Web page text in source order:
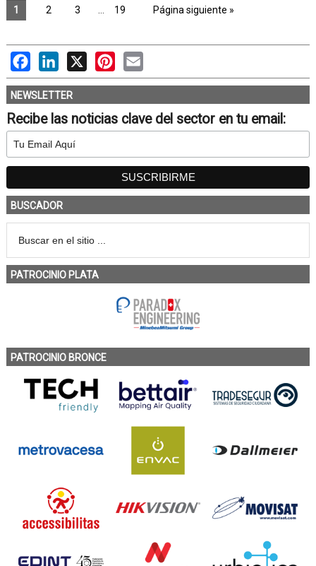
1 2 3 … 19 Página siguiente »
FacebookLinkedIn Pinterest
NEWSLETTER
Recibe las noticias clave del sector en tu email:
BUSCADOR
PATROCINIO PLATA
PATROCINIO BRONCE